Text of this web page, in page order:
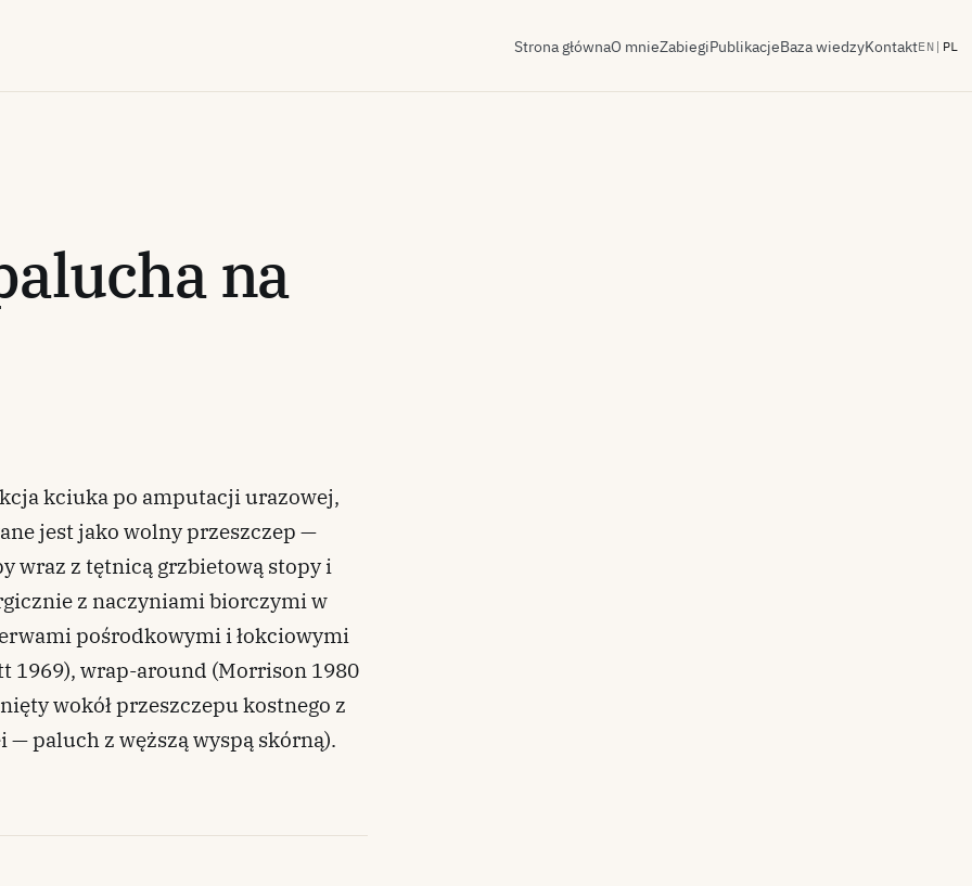
Strona głównaO mnieZabiegiPublikacjeBaza wiedzyKontaktEN | PL
na
kciuka po amputacji urazowej,
jest jako wolny przeszczep —
wraz z tętnicą grzbietową stopy i
z naczyniami biorczymi w
pośrodkowymi i łokciowymi
1969), wrap-around (Morrison 1980
wokół przeszczepu kostnego z
paluch z węższą wyspą skórną).